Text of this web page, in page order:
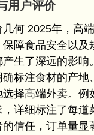
用户评价
何 2025年，高
障食品安全以及
生了深远的影
标注食材的产地
择高端外卖。例
详细标注了每道
信任，订单量